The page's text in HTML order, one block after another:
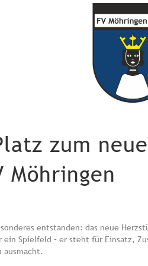
zum
Möhringen
entstanden: das neue
ein Spielfeld – er steht für Einsatz,
ausmacht.